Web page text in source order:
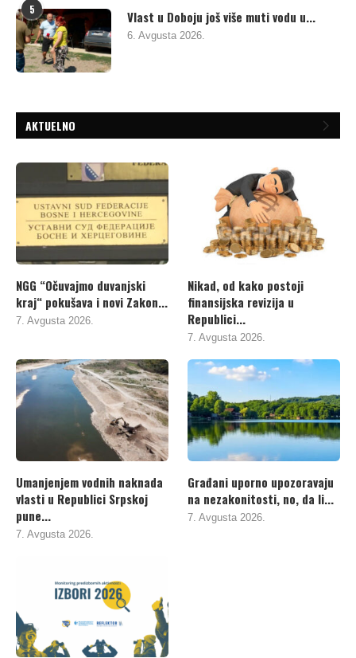
5 Vlast u Doboju još više muti vodu u...
6. Avgusta 2026.
AKTUELNO
NGG “Očuvajmo duvanjski
kraj“ pokušava i novi Zakon...
7. Avgusta 2026.
Nikad, od kako postoji
finansijska revizija u
Republici...
7. Avgusta 2026.
Umanjenjem vodnih naknada
vlasti u Republici Srpskoj
pune...
7. Avgusta 2026.
Građani uporno upozoravaju
na nezakonitosti, no, da li...
7. Avgusta 2026.